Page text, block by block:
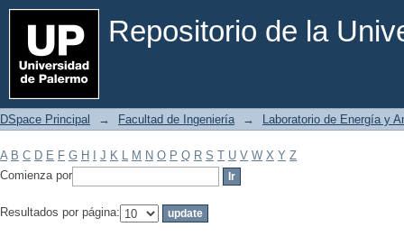
Repositorio de la
Filtrar por: Materia
DSpace Principal → Facultad de Ingeniería → Laboratorio de Energía y
A B C D E F G H J K L M N O P Q R S T U V W X Y Z
Comienza por
Resultados por página: